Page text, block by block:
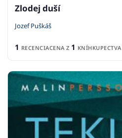
Zlodej duší
Jozef Puškáš
1 RECENCIACENA Z 1 KNÍHKUPECTVA